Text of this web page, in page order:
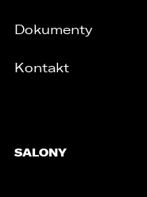
Dokumenty
Kontakt
SALONY